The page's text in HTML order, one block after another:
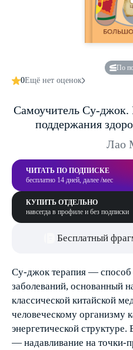
По
0Ещё нет оценок
Самоучитель Су-джок.
поддержания
Лао
ЧИТАТЬ ПО ПОДПИСКЕ
бесплатно 14 дней, далее /мес
КУПИТЬ ОТДЕЛЬНО
навсегда в профиле и без подписки
Бесплатный
Су-джок терапия —
заболеваний, основанный
классической китайской
человеческому организму
энергетической
— надавливание на точки-